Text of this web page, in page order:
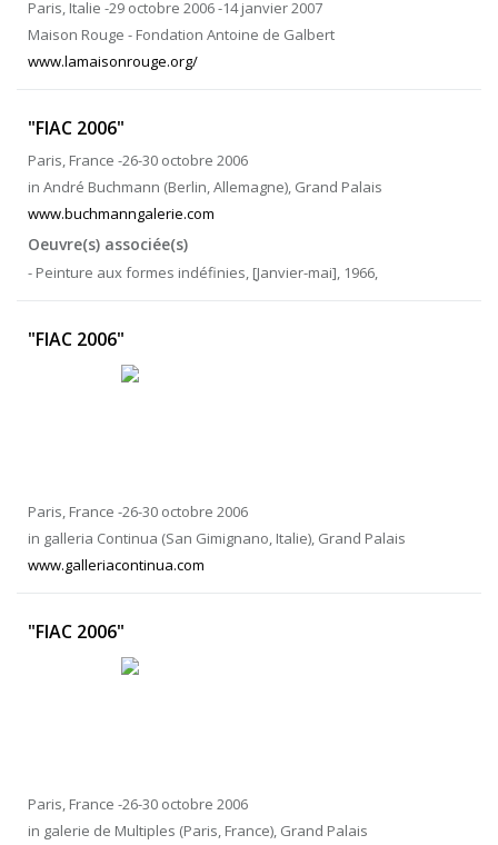
Paris, Italie -29 octobre 2006 -14 janvier 2007
Maison Rouge - Fondation Antoine de Galbert
www.lamaisonrouge.org/
"FIAC 2006"
Paris, France -26-30 octobre 2006
in André Buchmann (Berlin, Allemagne), Grand Palais
www.buchmanngalerie.com
Oeuvre(s) associée(s)
- Peinture aux formes indéfinies, [Janvier-mai], 1966,
"FIAC 2006"
Paris, France -26-30 octobre 2006
in galleria Continua (San Gimignano, Italie), Grand Palais
www.galleriacontinua.com
"FIAC 2006"
Paris, France -26-30 octobre 2006
in galerie de Multiples (Paris, France), Grand Palais